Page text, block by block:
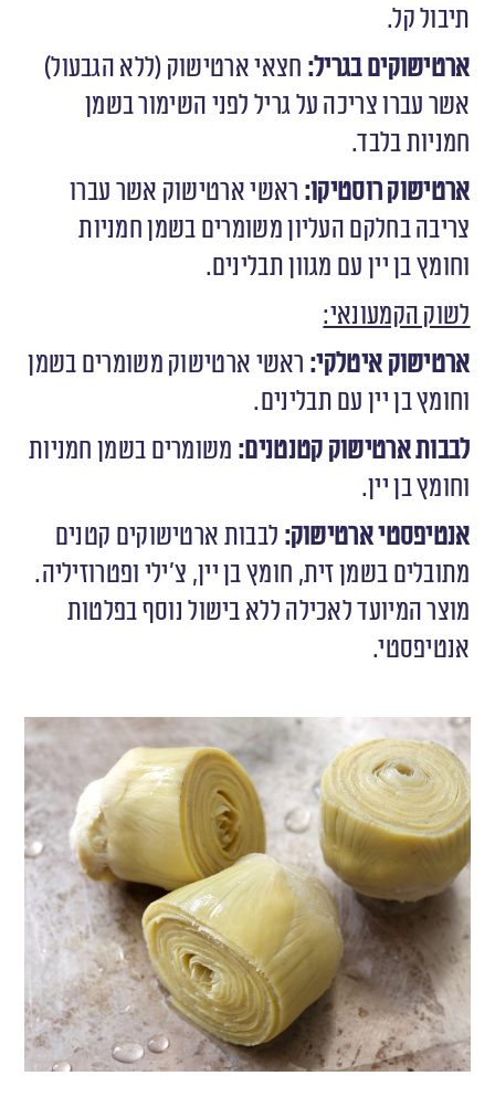
תיבול קל.
ארטישוקים בגריל: חצאי ארטישוק (ללא הגבעול)
אשר עברו צריכה על גריל לפני השימור בשמן
חמניות בלבד.
ארטישוק רוסטיקו: ראשי ארטישוק אשר עברו
צריבה בחלקם העליון משומרים בשמן חמניות
וחומץ בן יין עם מגוון תבלינים.
לשוק הקמעונאי:
ארטישוק איטלקי: ראשי ארטישוק משומרים בשמן
וחומץ בן יין עם תבלינים.
לבבות ארטישוק קטנטנים: משומרים בשמן חמניות
וחומץ בן יין.
אנטיפסטי ארטישוק: לבבות ארטישוקים קטנים
מתובלים בשמן זית, חומץ בן יין, צ׳ילי ופטרוזיליה.
מוצר המיועד לאכילה ללא בישול נוסף בפלטות
אנטיפסטי.